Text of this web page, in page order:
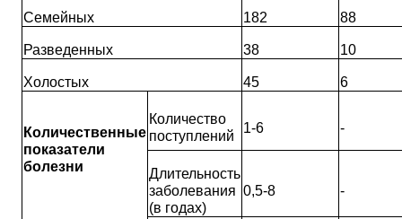
Семейных 182 88
Разведенных 38 10
Холостых 45 6
Количественные
показатели
болезни
Количество
поступлений
1-6 -
Длительность
заболевания
(в годах)
0,5-8 -